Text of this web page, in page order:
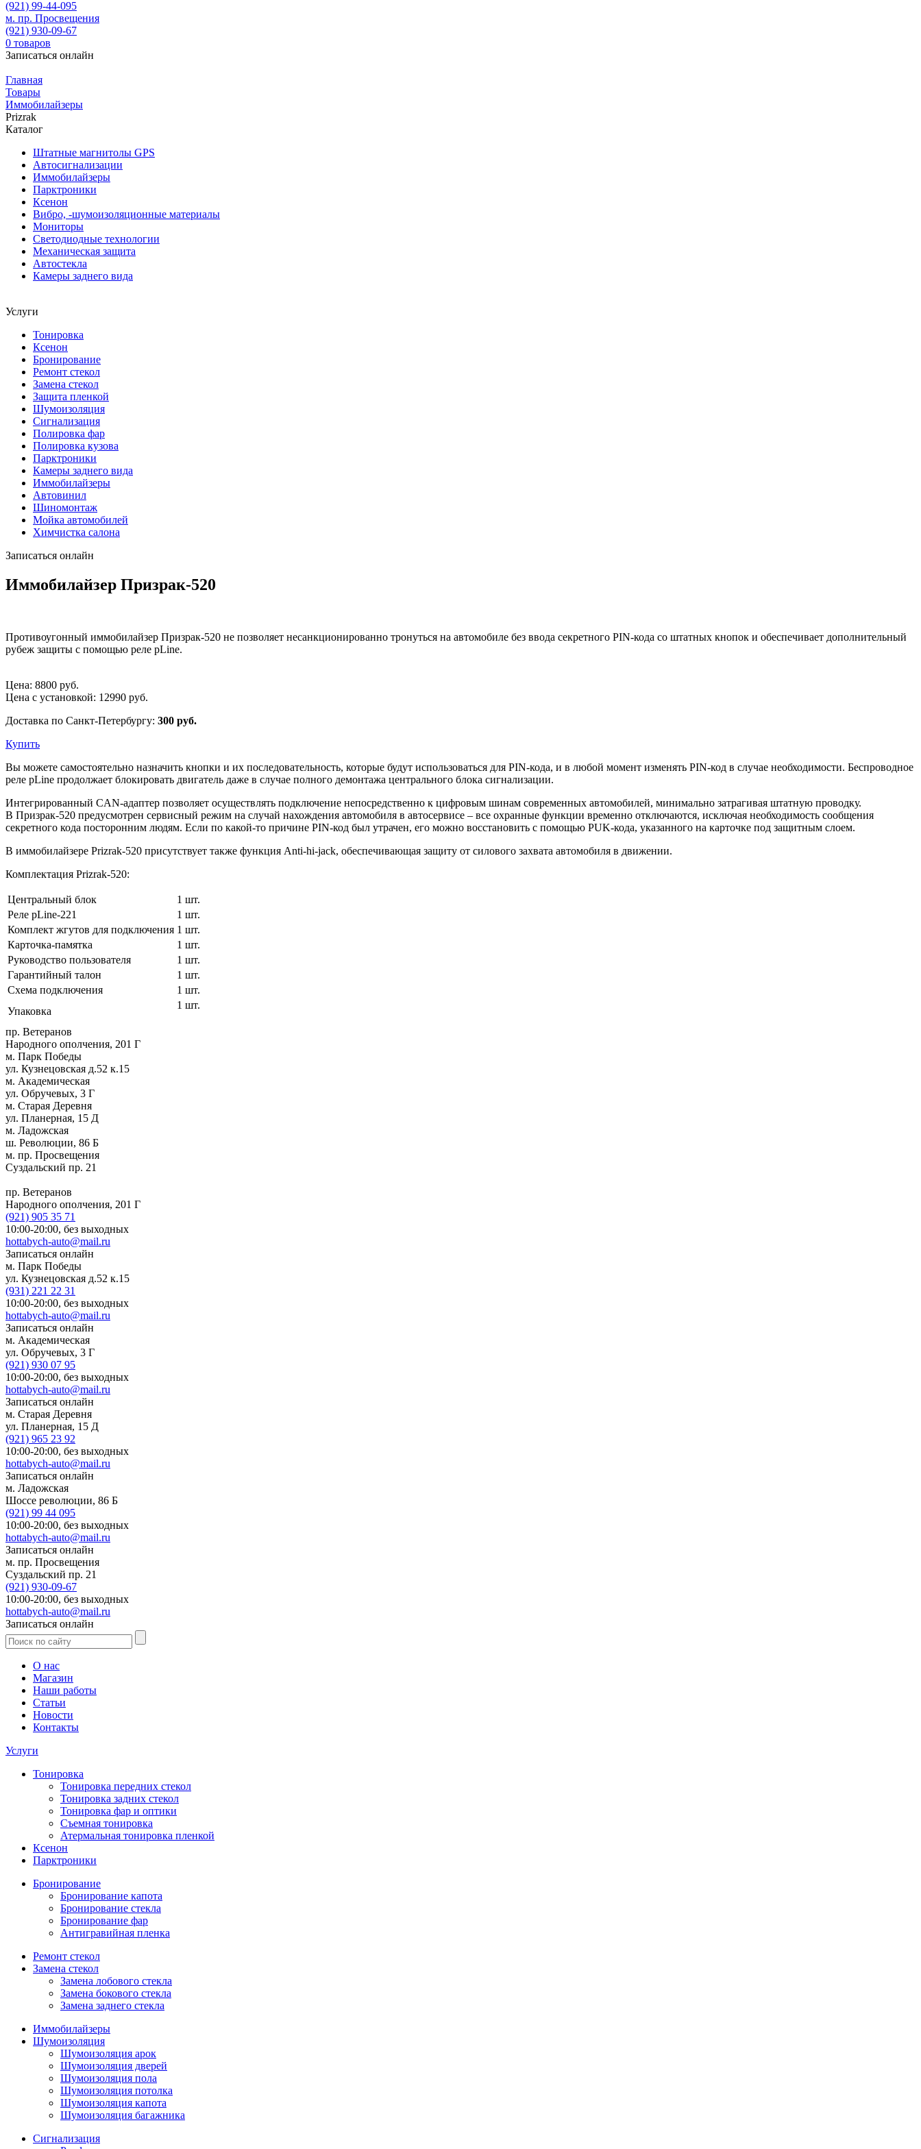
(921) 99-44-095
м. пр. Просвещения
(921) 930-09-67
0 товаров
Записаться онлайн
Главная
Товары
Иммобилайзеры
Prizrak
Каталог
Штатные магнитолы GPS
Автосигнализации
Иммобилайзеры
Парктроники
Ксенон
Вибро, -шумоизоляционные материалы
Мониторы
Светодиодные технологии
Механическая защита
Автостекла
Камеры заднего вида
Услуги
Тонировка
Ксенон
Бронирование
Ремонт стекол
Замена стекол
Защита пленкой
Шумоизоляция
Сигнализация
Полировка фар
Полировка кузова
Парктроники
Камеры заднего вида
Иммобилайзеры
Автовинил
Шиномонтаж
Мойка автомобилей
Химчистка салона
Записаться онлайн
Иммобилайзер Призрак-520
Противоугонный иммобилайзер Призрак-520 не позволяет несанкционированно тронуться на автомобиле без ввода секретного PIN-кода со штатных кнопок и обеспечивает дополнительный
рубеж защиты с помощью реле pLine.
Цена: 8800 руб.
Цена с установкой: 12990 руб.
Доставка по Санкт-Петербургу: 300 руб.
Купить
Вы можете самостоятельно назначить кнопки и их последовательность, которые будут использоваться для PIN-кода, и в любой момент изменять PIN-код в случае необходимости. Беспроводное
реле pLine продолжает блокировать двигатель даже в случае полного демонтажа центрального блока сигнализации.
Интегрированный CAN-адаптер позволяет осуществлять подключение непосредственно к цифровым шинам современных автомобилей, минимально затрагивая штатную проводку.
В Призрак-520 предусмотрен сервисный режим на случай нахождения автомобиля в автосервисе – все охранные функции временно отключаются, исключая необходимость сообщения
секретного кода посторонним людям. Если по какой-то причине PIN-код был утрачен, его можно восстановить с помощью PUK-кода, указанного на карточке под защитным слоем.
В иммобилайзере Prizrak-520 присутствует также функция Anti-hi-jack, обеспечивающая защиту от силового захвата автомобиля в движении.
Комплектация Prizrak-520:
Центральный блок
1 шт.
Реле pLine-221
1 шт.
Комплект жгутов для подключения 1 шт.
Карточка‑памятка
1 шт.
Руководство пользователя
1 шт.
Гарантийный талон
1 шт.
Схема подключения
1 шт.
Упаковка
1 шт.
пр. Ветеранов
Народного ополчения, 201 Г
м. Парк Победы
ул. Кузнецовская д.52 к.15
м. Академическая
ул. Обручевых, 3 Г
м. Старая Деревня
ул. Планерная, 15 Д
м. Ладожская
ш. Революции, 86 Б
м. пр. Просвещения
Суздальский пр. 21
пр. Ветеранов
Народного ополчения, 201 Г
(921) 905 35 71
10:00-20:00, без выходных
hottabych-auto@mail.ru
Записаться онлайн
м. Парк Победы
ул. Кузнецовская д.52 к.15
(931) 221 22 31
10:00-20:00, без выходных
hottabych-auto@mail.ru
Записаться онлайн
м. Академическая
ул. Обручевых, 3 Г
(921) 930 07 95
10:00-20:00, без выходных
hottabych-auto@mail.ru
Записаться онлайн
м. Старая Деревня
ул. Планерная, 15 Д
(921) 965 23 92
10:00-20:00, без выходных
hottabych-auto@mail.ru
Записаться онлайн
м. Ладожская
Шоссе революции, 86 Б
(921) 99 44 095
10:00-20:00, без выходных
hottabych-auto@mail.ru
Записаться онлайн
м. пр. Просвещения
Суздальский пр. 21
(921) 930-09-67
10:00-20:00, без выходных
hottabych-auto@mail.ru
Записаться онлайн
О нас
Магазин
Наши работы
Статьи
Новости
Контакты
Услуги
Тонировка
Тонировка передних стекол
Тонировка задних стекол
Тонировка фар и оптики
Съемная тонировка
Атермальная тонировка пленкой
Ксенон
Парктроники
Бронирование
Бронирование капота
Бронирование стекла
Бронирование фар
Антигравийная пленка
Ремонт стекол
Замена стекол
Замена лобового стекла
Замена бокового стекла
Замена заднего стекла
Иммобилайзеры
Шумоизоляция
Шумоизоляция арок
Шумоизоляция дверей
Шумоизоляция пола
Шумоизоляция потолка
Шумоизоляция капота
Шумоизоляция багажника
Сигнализация